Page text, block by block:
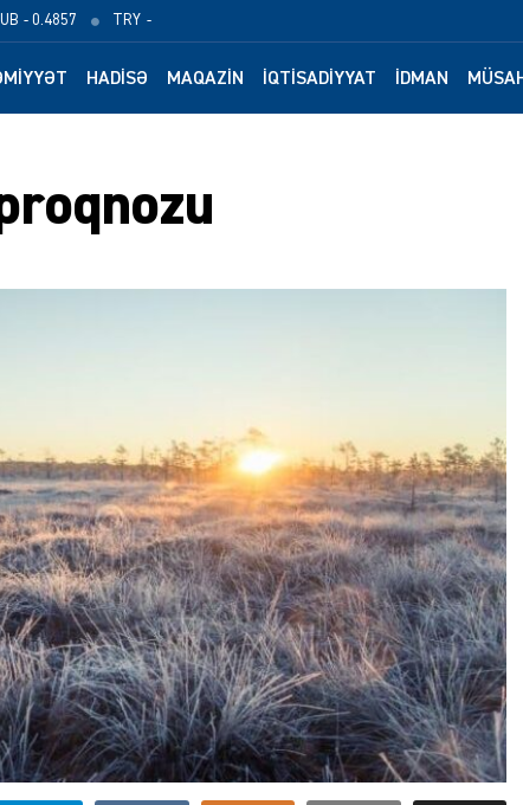
- 0.4857 TRY -
HADISƏ MAQAZIN İQTISADIYYAT İDMAN